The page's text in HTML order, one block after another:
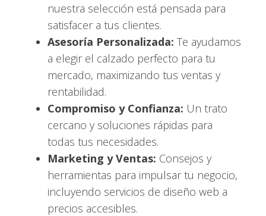
nuestra selección está pensada para
satisfacer a tus clientes.
Asesoría Personalizada: Te ayudamos
a elegir el calzado perfecto para tu
mercado, maximizando tus ventas y
rentabilidad.
Compromiso y Confianza: Un trato
cercano y soluciones rápidas para
todas tus necesidades.
Marketing y Ventas: Consejos y
herramientas para impulsar tu negocio,
incluyendo servicios de diseño web a
precios accesibles.